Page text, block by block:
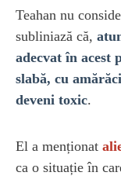
Teahan nu
subliniază că,
adecvat în acest
slabă, cu
deveni toxic.
El a menționat
ca o situație în